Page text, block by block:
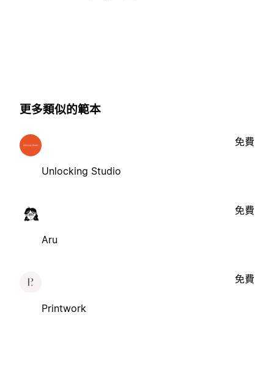
更多類似的範本
Unlocking Studio
免費
Aru
免費
Printwork
免費